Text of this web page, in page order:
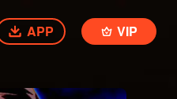
APP VIP